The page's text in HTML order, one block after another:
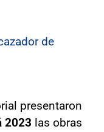
de
presentaron
2023 las obras